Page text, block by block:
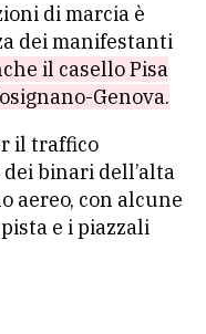
di marcia è
dei manifestanti
il casello Pisa
Genova.
il traffico
binari dell’alta
aereo, con alcune
e i piazzali